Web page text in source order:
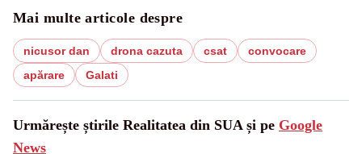
Mai multe articole despre
nicusor dan drona cazuta csat
convocare
apărare
Galati
Urmărește știrile Realitatea din SUA și pe Google
News